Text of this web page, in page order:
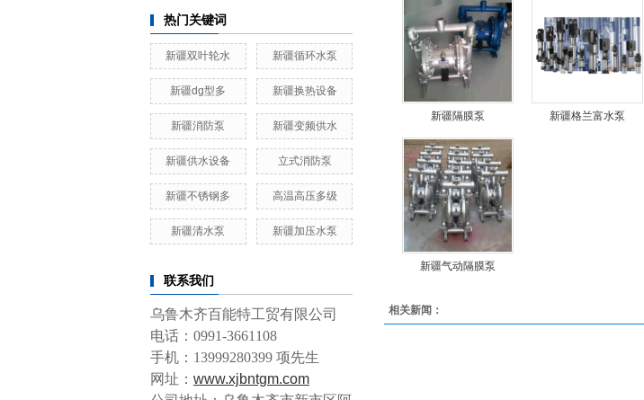
热门关键词
新疆双叶轮水 新疆循环水泵
新疆dg型多 新疆换热设备
新疆消防泵 新疆变频供水
新疆供水设备 立式消防泵
新疆不锈钢多 高温高压多级
新疆清水泵 新疆加压水泵
联系我们
乌鲁木齐百能特工贸有限公司
电话：0991-3661108
手机：13999280399 项先生
网址： www.xjbntgm.com
新疆隔膜泵 新疆格兰富水泵
新疆气动隔膜泵
相关新闻：